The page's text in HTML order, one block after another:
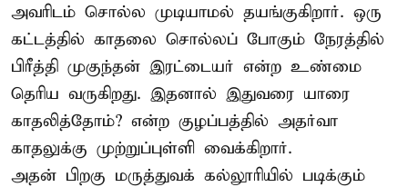
அவரிடம் சொல்ல முடியாமல் தயங்குகிறார். ஒரு
கட்டத்தில் காதலை சொல்லப் போகும் நேரத்தில்
பிரீத்தி முகுந்தன் இரட்டையர் என்ற உண்மை
தெரிய வருகிறது. இதனால் இதுவரை யாரை
காதலித்தோம்? என்ற குழப்பத்தில் அதர்வா
காதலுக்கு முற்றுப்புள்ளி வைக்கிறார்.
அதன் பிறகு மருத்துவக் கல்லூரியில் படிக்கும்